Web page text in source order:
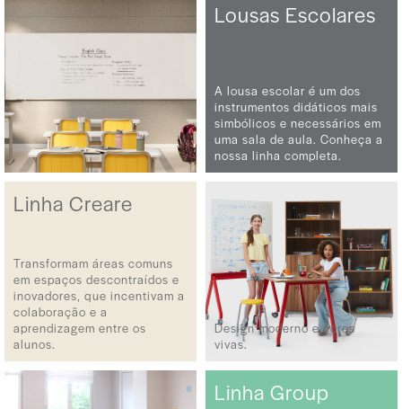
Lousas Escolares
A lousa escolar é um dos
instrumentos didáticos mais
simbólicos e necessários em
uma sala de aula. Conheça a
nossa linha completa.
Linha Creare
Transformam áreas comuns
em espaços descontraídos e
inovadores, que incentivam a
colaboração e a
aprendizagem entre os
alunos.
Design moderno e cores
vivas.
Linha Group